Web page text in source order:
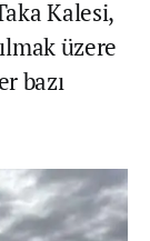
Kalesi,
üzere
bazı